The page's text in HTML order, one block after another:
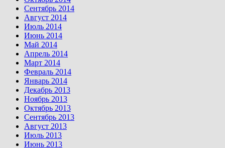
Сентябрь 2014
Август 2014
Июль 2014
Июнь 2014
Май 2014
Апрель 2014
Март 2014
Февраль 2014
Январь 2014
Декабрь 2013
Ноябрь 2013
Октябрь 2013
Сентябрь 2013
Август 2013
Июль 2013
Июнь 2013